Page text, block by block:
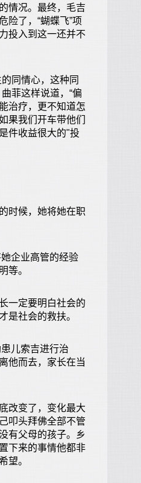
情况。最终，毛吉
险了，“蝴蝶飞”项
投入到这一还并不
同情心，这种同
菲这样说道，“偏
治疗，更不知道怎
果我们开车带他们
件收益很大的"投
时候，她将她在职
企业高管的经验
等。
一定要明白社会的
是社会的救扶。
儿索吉进行治
他而去，家长在当
改变了，变化最大
叩头拜佛全部不管
有父母的孩子。乡
下来的事情他都非
望。